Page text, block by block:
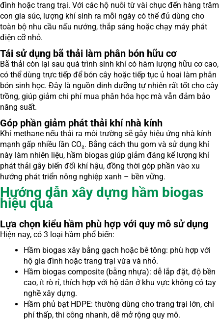
đình hoặc trang trại. Với các hộ nuôi từ vài chục đến hàng trăm
con gia súc, lượng khí sinh ra mỗi ngày có thể đủ dùng cho
toàn bộ nhu cầu nấu nướng, thắp sáng hoặc chạy máy phát
điện cỡ nhỏ.
Tái sử dụng bã thải làm phân bón hữu cơ
Bã thải còn lại sau quá trình sinh khí có hàm lượng hữu cơ cao,
có thể dùng trực tiếp để bón cây hoặc tiếp tục ủ hoai làm phân
bón sinh học. Đây là nguồn dinh dưỡng tự nhiên rất tốt cho cây
trồng, giúp giảm chi phí mua phân hóa học mà vẫn đảm bảo
năng suất.
Góp phần giảm phát thải khí nhà kính
Khí methane nếu thải ra môi trường sẽ gây hiệu ứng nhà kính
mạnh gấp nhiều lần CO₂. Bằng cách thu gom và sử dụng khí
này làm nhiên liệu, hầm biogas giúp giảm đáng kể lượng khí
phát thải gây biến đổi khí hậu, đồng thời góp phần vào xu
hướng phát triển nông nghiệp xanh – bền vững.
Hướng dẫn xây dựng hầm biogas
hiệu quả
Lựa chọn kiểu hầm phù hợp với quy mô sử dụng
Hiện nay, có 3 loại hầm phổ biến:
Hầm biogas xây bằng gạch hoặc bê tông: phù hợp với
hộ gia đình hoặc trang trại vừa và nhỏ.
Hầm biogas composite (bằng nhựa): dễ lắp đặt, độ bền
cao, ít rò rỉ, thích hợp với hộ dân ở khu vực không có tay
nghề xây dựng.
Hầm phủ bạt HDPE: thường dùng cho trang trại lớn, chi
phí thấp, thi công nhanh, dễ mở rộng quy mô.